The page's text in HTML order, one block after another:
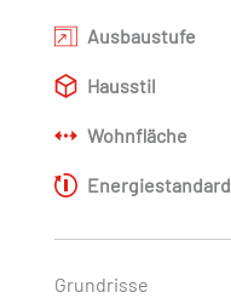
Ausbaustufe
Hausstil
Wohnfläche
Energiestandard
Grundrisse